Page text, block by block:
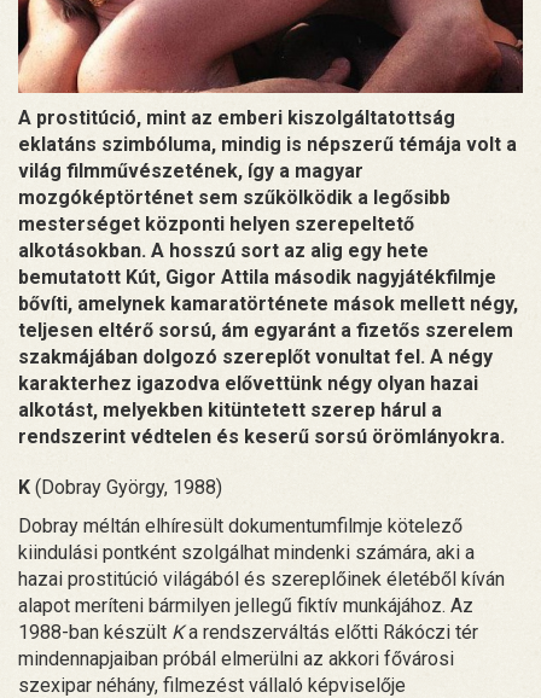
A prostitúció, mint az emberi kiszolgáltatottság
eklatáns szimbóluma, mindig is népszerű témája volt a
világ filmművészetének, így a magyar
mozgóképtörténet sem szűkölködik a legősibb
mesterséget központi helyen szerepeltető
alkotásokban. A hosszú sort az alig egy hete
bemutatott Kút, Gigor Attila második nagyjátékfilmje
bővíti, amelynek kamaratörténete mások mellett négy,
teljesen eltérő sorsú, ám egyaránt a fizetős szerelem
szakmájában dolgozó szereplőt vonultat fel. A négy
karakterhez igazodva elővettünk négy olyan hazai
alkotást, melyekben kitüntetett szerep hárul a
rendszerint védtelen és keserű sorsú örömlányokra.
K (Dobray György, 1988)
Dobray méltán elhíresült dokumentumfilmje kötelező
kiindulási pontként szolgálhat mindenki számára, aki a
hazai prostitúció világából és szereplőinek életéből kíván
alapot meríteni bármilyen jellegű fiktív munkájához. Az
1988-ban készült Ka rendszerváltás előtti Rákóczi tér
mindennapjaiban próbál elmerülni az akkori fővárosi
szexipar néhány, filmezést vállaló képviselője